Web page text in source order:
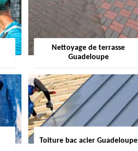
Nettoyage de terrasse
Guadeloupe
Toiture bac acier Guadeloupe